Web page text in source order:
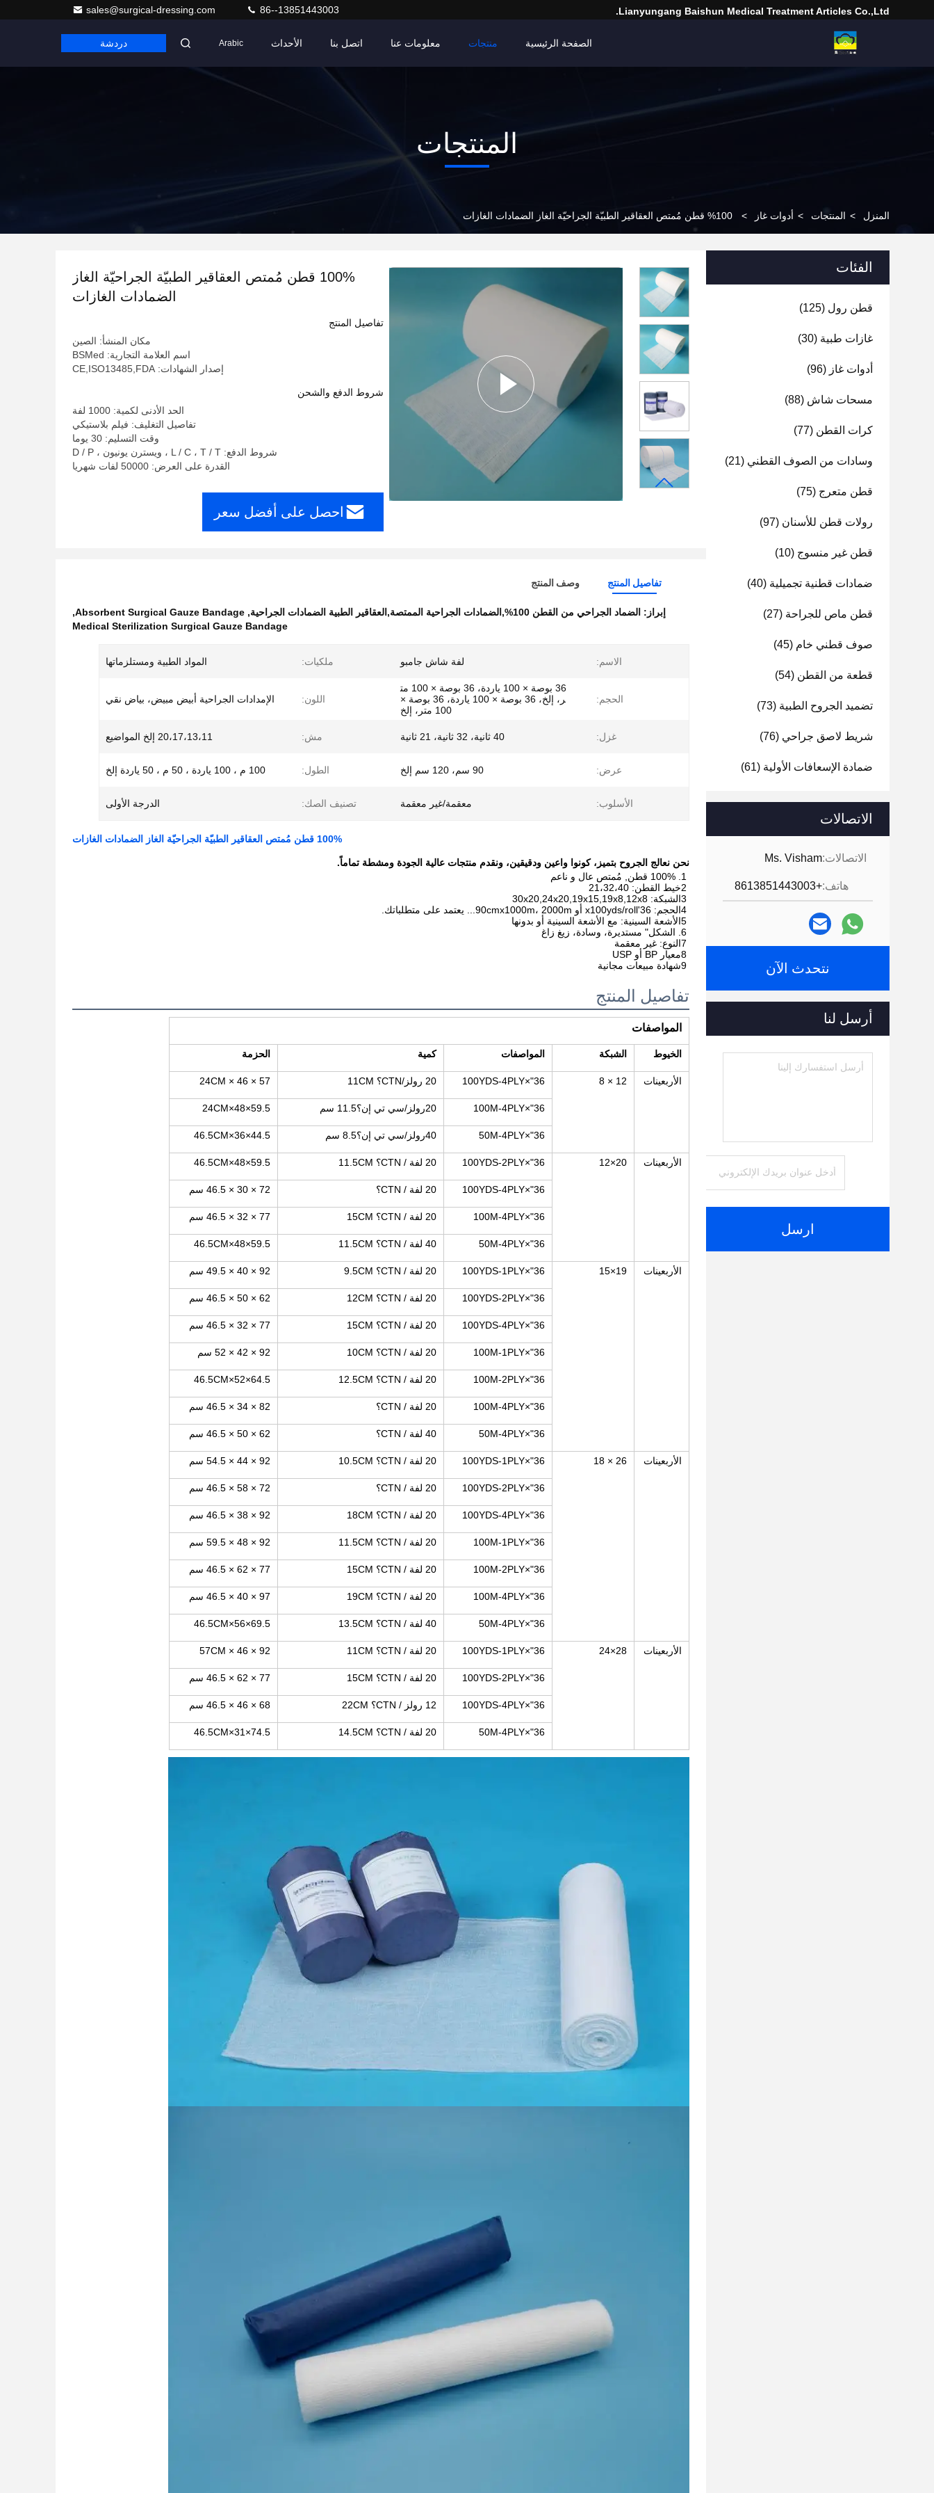
Lianyungang Baishun Medical Treatment Articles Co.,Ltd.
sales@surgical-dressing.com 86--13851443003
الصفحة الرئيسية منتجات معلومات عنا اتصل بنا الأحداث Arabic دردشة
المنتجات
المنزل > المنتجات > أدوات غاز > 100% قطن مُمتص العقاقير الطبيّة الجراحيّة الغاز الضمادات الغازات
الفئات
قطن رول (125)
غازات طبية (30)
أدوات غاز (96)
مسحات شاش (88)
كرات القطن (77)
وسادات من الصوف القطني (21)
قطن متعرج (75)
رولات قطن للأسنان (97)
قطن غير منسوج (10)
ضمادات قطنية تجميلية (40)
قطن ماص للجراحة (27)
صوف قطني خام (45)
قطعة من القطن (54)
تضميد الجروح الطبية (73)
شريط لاصق جراحي (76)
ضمادة الإسعافات الأولية (61)
الاتصالات
الاتصالات:Ms. Visham
هاتف:+8613851443003
نتحدث الآن
أرسل لنا
ارسل
100% قطن مُمتص العقاقير الطبيّة الجراحيّة الغاز
الضمادات الغازات
تفاصيل المنتج
مكان المنشأ: الصين
اسم العلامة التجارية: BSMed
إصدار الشهادات: CE,ISO13485,FDA
شروط الدفع والشحن
الحد الأدنى لكمية: 1000 لفة
تفاصيل التغليف: فيلم بلاستيكي
وقت التسليم: 30 يوما
شروط الدفع: L / C ، T / T ، ويسترن يونيون ، D / P
القدرة على العرض: 50000 لفات شهريا
احصل على أفضل سعر
تفاصيل المنتج وصف المنتج
إبراز: الضماد الجراحي من القطن 100%,الضمادات الجراحية الممتصة,العقاقير الطبية الضمادات الجراحية ,
Absorbent Surgical Gauze Bandage
,
Medical Sterilization Surgical Gauze Bandage
الاسم: لفة شاش جامبو ملكيات: المواد الطبية ومستلزماتها
الحجم:
36 بوصة × 100 ياردة، 36 بوصة × 100 مت
ر، إلخ، 36 بوصة × 100 ياردة، 36 بوصة ×
100 متر، إلخ
اللون: الإمدادات الجراحية أبيض مبيض، بياض نقي
غزل: 40 ثانية، 32 ثانية، 21 ثانية مش: 20،17،13،11 إلخ المواضيع
عرض: 90 سم، 120 سم إلخ الطول: 100 م ، 100 ياردة ، 50 م ، 50 ياردة إلخ
الأسلوب: معقمة/غير معقمة تصنيف الصك: الدرجة الأولى
100% قطن مُمتص العقاقير الطبيّة الجراحيّة الغاز الضمادات الغازات
نحن نعالج الجروح بتميز، كونوا واعين ودقيقين، ونقدم منتجات عالية الجودة ومشطة تماماً.
1. 100% قطن, مُمتص عال و ناعم
2خيط القطن: 21،32،40
3الشبكة: 30x20,24x20,19x15,19x8,12x8
4الحجم: 36'x100yds/roll أو 90cmx1000m، 2000m... يعتمد على متطلباتك.
5الأشعة السينية: مع الأشعة السينية أو بدونها
6. الشكل" مستديرة، وسادة، زيغ زاغ
7النوع: غير معقمة
8معيار BP أو USP
9شهادة مبيعات مجانية
تفاصيل المنتج
المواصفات
الخيوط الشبكة المواصفات كمية الحزمة
الأربعينات 12 × 8
36"×100YDS-4PLY 20 رولز/CTN؟ 11CM 57 × 46 × 24CM
36"×100M-4PLY 20رولز/سي تي إن؟11.5 سم 59.5×48×24CM
36"×50M-4PLY 40رولز/سي تي إن؟8.5 سم 44.5×36×46.5CM
الأربعينات 20×12
36"×100YDS-2PLY 20 لفة / CTN؟ 11.5CM 59.5×48×46.5CM
36"×100YDS-4PLY 20 لفة / CTN؟ 72 × 30 × 46.5 سم
36"×100M-4PLY 20 لفة / CTN؟ 15CM 77 × 32 × 46.5 سم
36"×50M-4PLY 40 لفة / CTN؟ 11.5CM 59.5×48×46.5CM
الأربعينات 19×15
36"×100YDS-1PLY 20 لفة / CTN؟ 9.5CM 92 × 40 × 49.5 سم
36"×100YDS-2PLY 20 لفة / CTN؟ 12CM 62 × 50 × 46.5 سم
36"×100YDS-4PLY 20 لفة / CTN؟ 15CM 77 × 32 × 46.5 سم
36"×100M-1PLY 20 لفة / CTN؟ 10CM 92 × 42 × 52 سم
36"×100M-2PLY 20 لفة / CTN؟ 12.5CM 64.5×52×46.5CM
36"×100M-4PLY 20 لفة / CTN؟ 82 × 34 × 46.5 سم
36"×50M-4PLY 40 لفة / CTN؟ 62 × 50 × 46.5 سم
الأربعينات 26 × 18
36"×100YDS-1PLY 20 لفة / CTN؟ 10.5CM 92 × 44 × 54.5 سم
36"×100YDS-2PLY 20 لفة / CTN؟ 72 × 58 × 46.5 سم
36"×100YDS-4PLY 20 لفة / CTN؟ 18CM 92 × 38 × 46.5 سم
36"×100M-1PLY 20 لفة / CTN؟ 11.5CM 92 × 48 × 59.5 سم
36"×100M-2PLY 20 لفة / CTN؟ 15CM 77 × 62 × 46.5 سم
36"×100M-4PLY 20 لفة / CTN؟ 19CM 97 × 40 × 46.5 سم
36"×50M-4PLY 40 لفة / CTN؟ 13.5CM 69.5×56×46.5CM
الأربعينات 28×24
36"×100YDS-1PLY 20 لفة / CTN؟ 11CM 92 × 46 × 57CM
36"×100YDS-2PLY 20 لفة / CTN؟ 15CM 77 × 62 × 46.5 سم
36"×100YDS-4PLY 12 رولز / CTN؟ 22CM 68 × 46 × 46.5 سم
36"×50M-4PLY 20 لفة / CTN؟ 14.5CM 74.5×31×46.5CM